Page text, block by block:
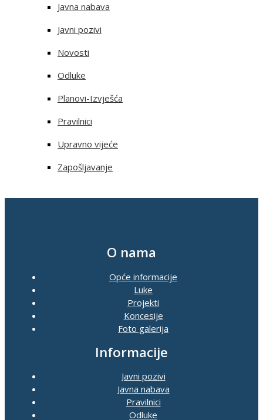
Javna nabava
Javni pozivi
Novosti
Odluke
Planovi-Izvješća
Pravilnici
Upravno vijeće
Zapošljavanje
O nama
Opće informacije
Luke
Projekti
Koncesije
Foto galerija
Informacije
Javni pozivi
Javna nabava
Pravilnici
Odluke